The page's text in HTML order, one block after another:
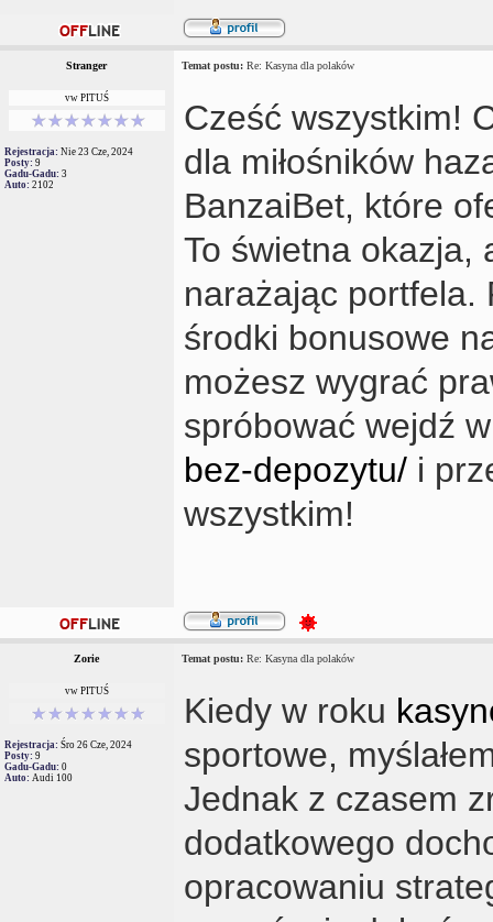
Stranger Temat postu: Re: Kasyna dla polaków
vw PITUŚ
Rejestracja: Nie 23 Cze, 2024
Posty: 9
Gadu-Gadu: 3
Auto: 2102
Cześć wszystkim!
dla miłośników
BanzaiBet, które
To świetna okazja,
narażając portfela.
środki bonusowe
możesz wygrać
spróbować wejdź
bez-depozytu/ i
wszystkim!
Zorie Temat postu: Re: Kasyna dla polaków
vw PITUŚ
Rejestracja: Śro 26 Cze, 2024
Posty: 9
Gadu-Gadu: 0
Auto: Audi 100
Kiedy w roku
sportowe,
Jednak z czasem
dodatkowego
opracowaniu